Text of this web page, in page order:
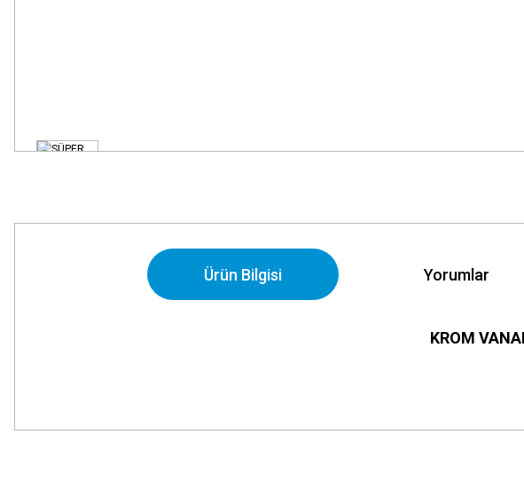
Ürün Bilgisi Yorumlar
KROM
Görüş ve önerileriniz için teşekkür ederiz.